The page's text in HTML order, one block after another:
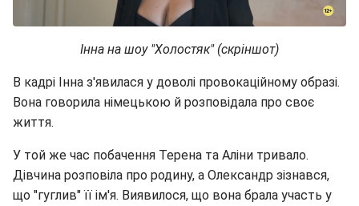
Інна на шоу "Холостяк" (скріншот)
В кадрі Інна з'явилася у доволі провокаційному образі.
Вона говорила німецькою й розповідала про своє
життя.
У той же час побачення Терена та Аліни тривало.
Дівчина розповіла про родину, а Олександр зізнався,
що "гуглив" її ім'я. Виявилося, що вона брала участь у